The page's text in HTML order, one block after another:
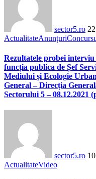
sector5.ro
ActualitateAnunțuri
Rezultatele probei
funcția publica de Șef
Mediului și Ecologie
General – Direcția
Sectorului 5 – 08.12.2021
sector5.ro
ActualitateVideo